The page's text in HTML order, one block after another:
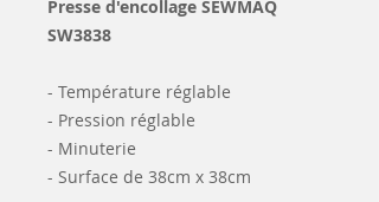
Presse d'encollage SEWMAQ
SW3838
- Température réglable
- Pression réglable
- Minuterie
- Surface de 38cm x 38cm